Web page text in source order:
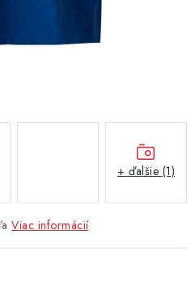
Viac informácií
+ ďalšie (1)